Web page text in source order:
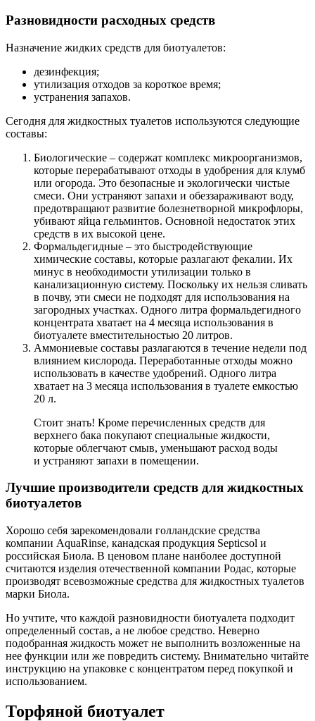
Разновидности расходных средств
Назначение жидких средств для биотуалетов:
дезинфекция;
утилизация отходов за короткое время;
устранения запахов.
Сегодня для жидкостных туалетов используются следующие
составы:
Биологические – содержат комплекс микроорганизмов,
которые перерабатывают отходы в удобрения для клумб
или огорода. Это безопасные и экологически чистые
смеси. Они устраняют запахи и обеззараживают воду,
предотвращают развитие болезнетворной микрофлоры,
убивают яйца гельминтов. Основной недостаток этих
средств в их высокой цене.
Формальдегидные – это быстродействующие
химические составы, которые разлагают фекалии. Их
минус в необходимости утилизации только в
канализационную систему. Поскольку их нельзя сливать
в почву, эти смеси не подходят для использования на
загородных участках. Одного литра формальдегидного
концентрата хватает на 4 месяца использования в
биотуалете вместительностью 20 литров.
Аммониевые составы разлагаются в течение недели под
влиянием кислорода. Переработанные отходы можно
использовать в качестве удобрений. Одного литра
хватает на 3 месяца использования в туалете емкостью
20 л.
Стоит знать! Кроме перечисленных средств для
верхнего бака покупают специальные жидкости,
которые облегчают смыв, уменьшают расход воды
и устраняют запахи в помещении.
Лучшие производители средств для жидкостных
биотуалетов
Хорошо себя зарекомендовали голландские средства
компании AquaRinse, канадская продукция Septicsol и
российская Биола. В ценовом плане наиболее доступной
считаются изделия отечественной компании Родас, которые
производят всевозможные средства для жидкостных туалетов
марки Биола.
Но учтите, что каждой разновидности биотуалета подходит
определенный состав, а не любое средство. Неверно
подобранная жидкость может не выполнить возложенные на
нее функции или же повредить систему. Внимательно читайте
инструкцию на упаковке с концентратом перед покупкой и
использованием.
Торфяной биотуалет